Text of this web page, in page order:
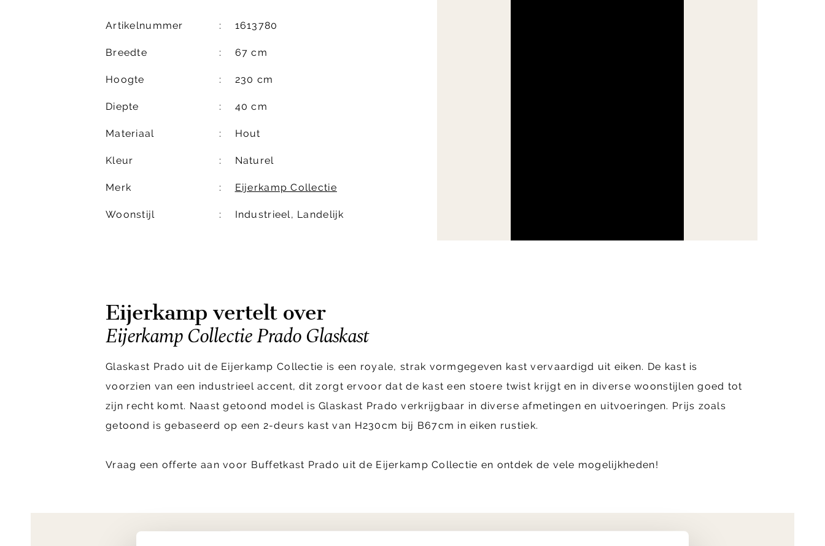
Artikelnummer 1613780
Breedte 67 cm
Hoogte 230 cm
Diepte 40 cm
Materiaal Hout
Kleur Naturel
Merk Eijerkamp Collectie
Woonstijl Industrieel, Landelijk
Eijerkamp vertelt over
Eijerkamp Collectie Prado Glaskast
Glaskast Prado uit de Eijerkamp Collectie is een royale, strak vormgegeven kast vervaardigd uit eiken. De kast is
voorzien van een industrieel accent, dit zorgt ervoor dat de kast een stoere twist krijgt en in diverse woonstijlen goed tot
zijn recht komt. Naast getoond model is Glaskast Prado verkrijgbaar in diverse afmetingen en uitvoeringen. Prijs zoals
getoond is gebaseerd op een 2-deurs kast van H230cm bij B67cm in eiken rustiek.
Vraag een offerte aan voor Buffetkast Prado uit de Eijerkamp Collectie en ontdek de vele mogelijkheden!